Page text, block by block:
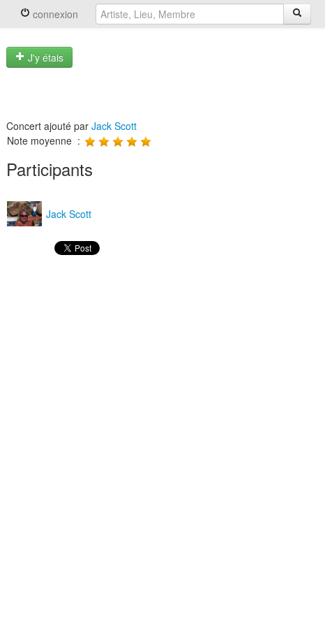
connexion
J'y étais
Concert ajouté par Jack Scott
Note moyenne :
Participants
Jack Scott